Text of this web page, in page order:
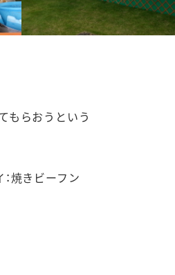
もらおうという
焼きビーフン